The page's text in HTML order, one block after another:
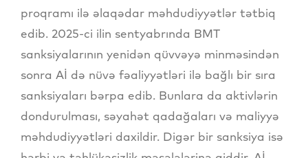
proqramı ilə əlaqədar məhdudiyyətlər tətbiq
edib. 2025-ci ilin sentyabrında BMT
sanksiyalarının yenidən qüvvəyə minməsindən
sonra Aİ də nüvə fəaliyyətləri ilə bağlı bir sıra
sanksiyaları bərpa edib. Bunlara da aktivlərin
dondurulması, səyahət qadağaları və maliyyə
məhdudiyyətləri daxildir. Digər bir sanksiya isə